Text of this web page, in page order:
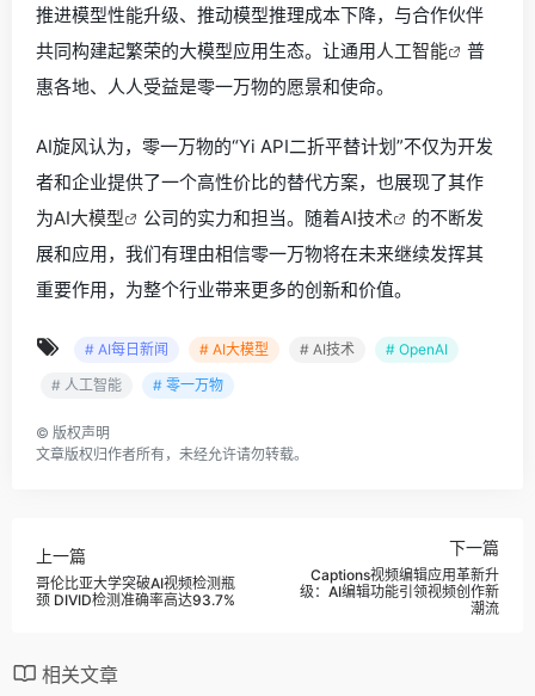
推进模型性能升级、推动模型推理成本下降，与合作伙伴
共同构建起繁荣的大模型应用生态。让通用人工智能
普
惠各地、人人受益是零一万物的愿景和使命。
AI旋风认为，零一万物的“Yi API二折平替计划”不仅为开发
者和企业提供了一个高性价比的替代方案，也展现了其作
为AI大模型 公司的实力和担当。随着AI技术
的不断发
展和应用，我们有理由相信零一万物将在未来继续发挥其
重要作用，为整个行业带来更多的创新和价值。
# AI每日新闻 # AI大模型 # AI技术
# OpenAI
# 人工智能
# 零一万物
© 版权声明
文章版权归作者所有，未经允许请勿转载。
上一篇
哥伦比亚大学突破AI视频检测瓶
颈 DIVID检测准确率高达93.7%
下一篇
Captions视频编辑应用革新升
级：AI编辑功能引领视频创作新
潮流
相关文章